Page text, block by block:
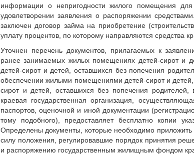
информации о непригодности жилого помещения
удовлетворении заявления о распоряжении
заключен договор займа на приобретение
уплату процентов, по которому направляются средства
Уточнен перечень документов, прилагаемых к
ранее занимаемых жилых помещениях детей-сирот и
детей-сирот и детей, оставшихся без попечения
обеспечении жилыми помещениями детей-сирот и
сирот и детей, оставшихся без попечения
краевая государственная организация,
паспортов, оценочной и иной документации
тому подобного), предоставляет бесплатно копии
Определены документы, которые необходимо
силу положения, регулировавшие порядок принятия
и распоряжению государственным жилищным фондом